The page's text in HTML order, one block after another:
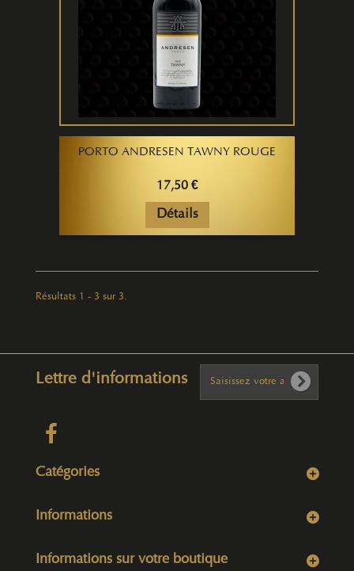
PORTO ANDRESEN TAWNY ROUGE
17,50 €
Détails
Résultats 1 - 3 sur 3.
Lettre d'informations
Catégories
Informations
Informations sur votre boutique